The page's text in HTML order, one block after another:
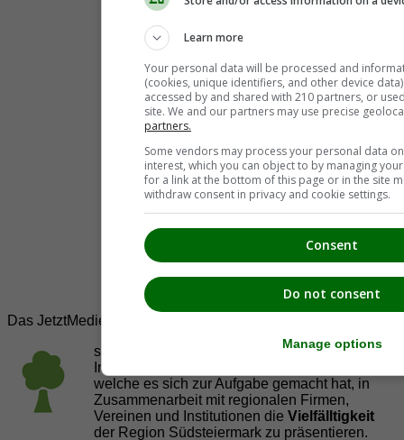
Das JetztMedien.com Medien Netzwerk
suedsteiermark.at ist eine von vielen
Internetadressen der
welche es sich zur Aufgabe gemacht hat, in
Zusammenarbeit mit regionalen Firmen,
Vereinen und Institutionen die Vielfälltigkeit
der Region Südsteiermark zu präsentieren.
Learn more
Your personal data will be processed and
(cookies, unique identifiers, and other device
accessed by and shared with 210 partners, or
site. We and our partners may use precise
partners.
Some vendors may process your personal data
interest, which you can object to by managing
for a link at the bottom of this page or in the site
withdraw consent in privacy and cookie settings.
Consent
Do not consent
Manage options